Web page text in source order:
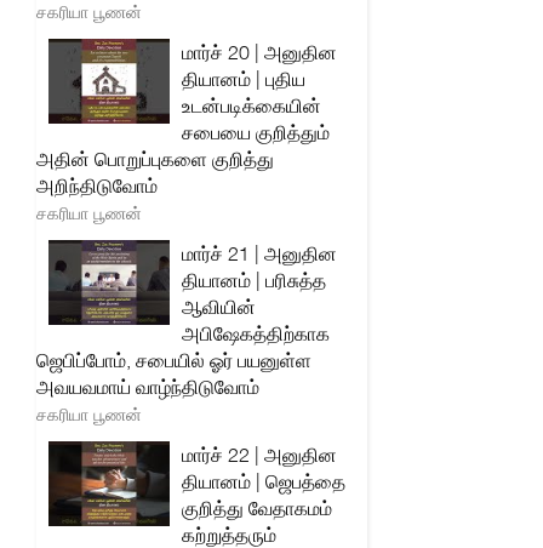
சகரியா பூணன்
மார்ச் 20 | அனுதின
தியானம் | புதிய
உடன்படிக்கையின்
சபையை குறித்தும்
அதின் பொறுப்புகளை குறித்து
அறிந்திடுவோம்
சகரியா பூணன்
மார்ச் 21 | அனுதின
தியானம் | பரிசுத்த
ஆவியின்
அபிஷேகத்திற்காக
ஜெபிப்போம், சபையில் ஓர் பயனுள்ள
அவயவமாய் வாழ்ந்திடுவோம்
சகரியா பூணன்
மார்ச் 22 | அனுதின
தியானம் | ஜெபத்தை
குறித்து வேதாகமம்
கற்றுத்தரும்